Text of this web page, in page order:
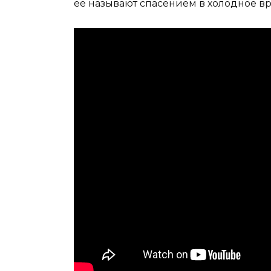
её называют спасением в холодное